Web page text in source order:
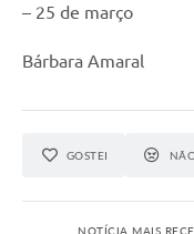
FAQ
– 25 de março
Bárbara Amaral
GOSTEI
NOTÍCIA MAIS